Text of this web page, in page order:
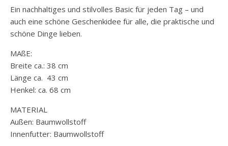
Ein nachhaltiges und stilvolles Basic für jeden Tag – und
auch eine schöne Geschenkidee für alle, die praktische und
schöne Dinge lieben.
MAßE:
Breite ca.: 38 cm
Länge ca. 43 cm
Henkel: ca. 68 cm
MATERIAL
Außen: Baumwollstoff
Innenfutter: Baumwollstoff